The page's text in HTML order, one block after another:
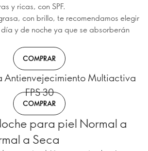
y ricas, con SPF.
con brillo, te recomendamos elegir
y de noche ya que se absorberán
COMPRAR
Antienvejecimiento Multiactiva
FPS 30
COMPRAR
para piel Normal a
a Seca